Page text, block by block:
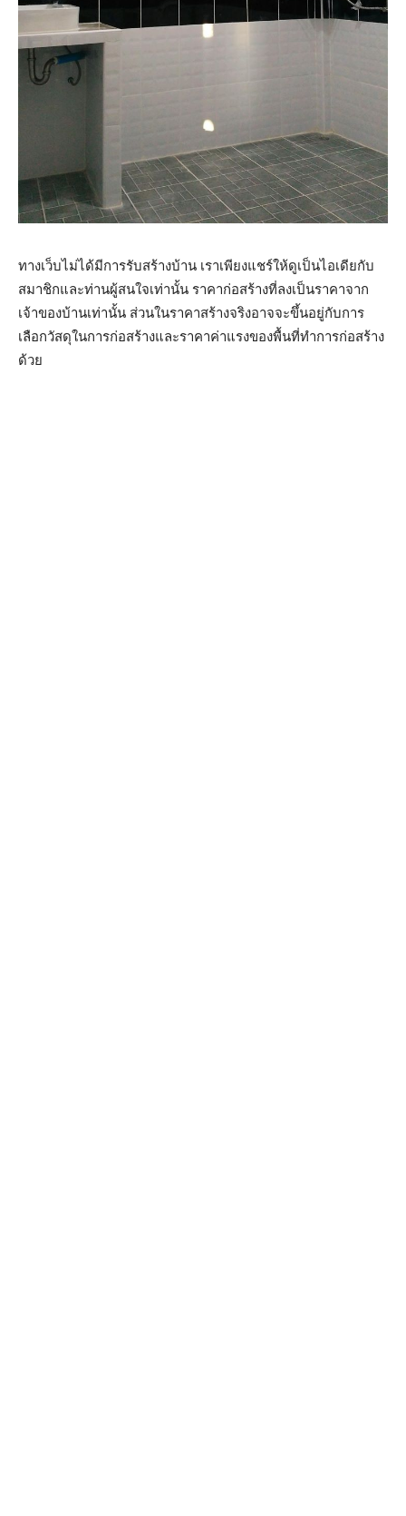
ทางเว็บไม่ได้มีการรับสร้างบ้าน เราเพียงแชร์ให้ดูเป็นไอเดียกับ
สมาชิกและท่านผู้สนใจเท่านั้น ราคาก่อสร้างที่ลงเป็นราคาจาก
เจ้าของบ้านเท่านั้น ส่วนในราคาสร้างจริงอาจจะขึ้นอยู่กับการ
เลือกวัสดุในการก่อสร้างและราคาค่าแรงของพื้นที่ทำการก่อสร้าง
ด้วย